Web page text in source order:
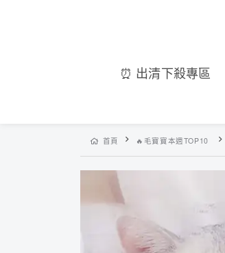
⏰ 出清下殺專區
首頁 🔥毛寶寶本週TOP10